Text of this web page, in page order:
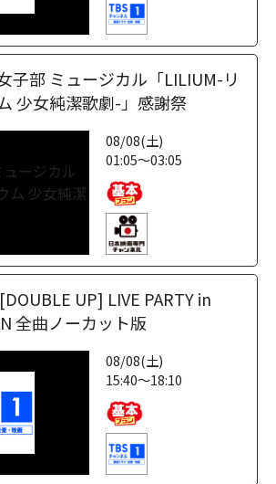
子部 ミュージカル「LILIUM-リ
少女純潔歌劇-」感謝祭
08/08(土)
01:05～03:05
UP] LIVE PARTY in
全曲ノーカット版
08/08(土)
15:40～18:10